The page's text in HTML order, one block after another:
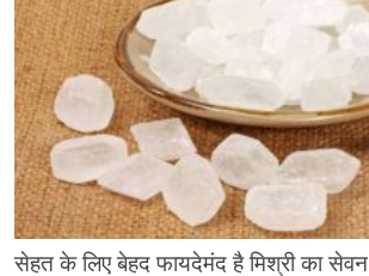
सेहत के लिए बेहद फायदेमंद है मिश्री का सेवन